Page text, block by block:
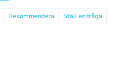
Rekommendera Ställ en fråga